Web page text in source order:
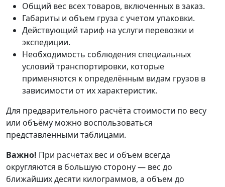
Общий вес всех товаров, включенных в заказ.
Габариты и объем груза с учетом упаковки.
Действующий тариф на услуги перевозки и
экспедиции.
Необходимость соблюдения специальных
условий транспортировки, которые
применяются к определённым видам грузов в
зависимости от их характеристик.
Для предварительного расчёта стоимости по весу
или объёму можно воспользоваться
представленными таблицами.
Важно! При расчетах вес и объем всегда
округляются в большую сторону — вес до
ближайших десяти килограммов, а объем до